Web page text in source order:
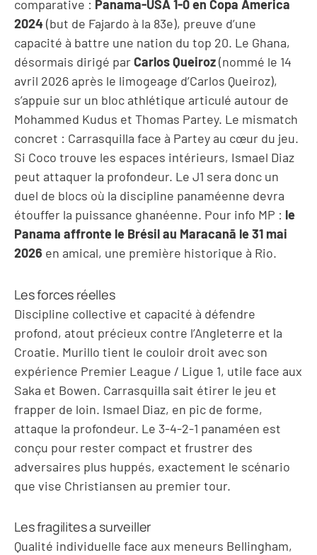
comparative : Panama-USA 1-0 en Copa America
2024 (but de Fajardo à la 83e), preuve d’une
capacité à battre une nation du top 20. Le Ghana,
désormais dirigé parCarlos Queiroz(nommé le 14
avril 2026 après le limogeage d’Carlos Queiroz),
s’appuie sur un bloc athlétique articulé autour de
Mohammed Kudus et Thomas Partey. Le mismatch
concret : Carrasquilla face à Partey au cœur du jeu.
Si Coco trouve les espaces intérieurs, Ismael Diaz
peut attaquer la profondeur. Le J1 sera donc un
duel de blocs où la discipline panaméenne devra
étouffer la puissance ghanéenne. Pour info MP : le
Panama affronte le Brésil au Maracanã le 31 mai
2026 en amical, une première historique à Rio.
Les forces réelles
Discipline collective et capacité à défendre
profond, atout précieux contre l’Angleterre et la
Croatie. Murillo tient le couloir droit avec son
expérience Premier League / Ligue 1, utile face aux
Saka et Bowen. Carrasquilla sait étirer le jeu et
frapper de loin. Ismael Diaz, en pic de forme,
attaque la profondeur. Le 3-4-2-1 panaméen est
conçu pour rester compact et frustrer des
adversaires plus huppés, exactement le scénario
que vise Christiansen au premier tour.
Les fragilites a surveiller
Qualité individuelle face aux meneurs Bellingham,